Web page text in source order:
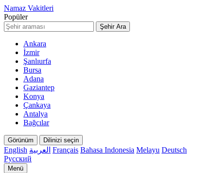
Namaz Vakitleri
Popüler
Şehir Ara
Ankara
İzmir
Şanlıurfa
Bursa
Adana
Gaziantep
Konya
Çankaya
Antalya
Bağcılar
Görünüm Dilinizi seçin
English العربية Français Bahasa Indonesia Melayu Deutsch
Русский
Menü